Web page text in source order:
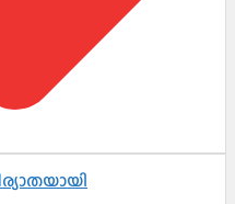
ലീല 75 നിര്യാതയായി